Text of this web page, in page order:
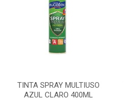
TINTA SPRAY MULTIUSO
AZUL CLARO 400ML